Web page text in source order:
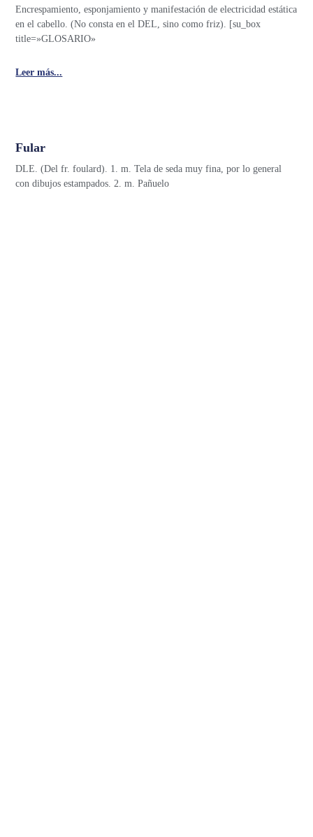
Encrespamiento, esponjamiento y manifestación de electricidad estática
en el cabello. (No consta en el DEL, sino como friz). [su_box
title=»GLOSARIO»
Leer más...
Fular
DLE. (Del fr. foulard). 1. m. Tela de seda muy fina, por lo general
con dibujos estampados. 2. m. Pañuelo